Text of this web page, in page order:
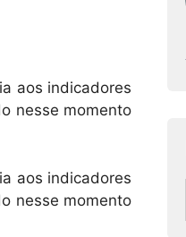
aos indicadores
nesse momento
aos indicadores
nesse momento